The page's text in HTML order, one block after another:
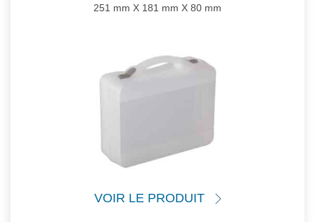
251 mm X 181 mm X 80 mm
VOIR LE PRODUIT